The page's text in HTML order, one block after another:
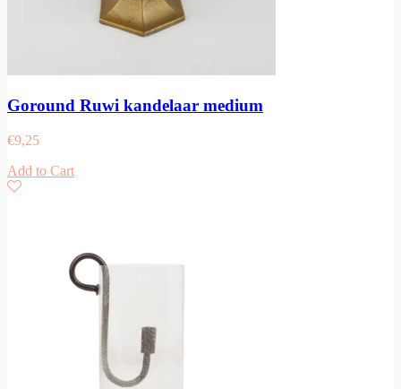
Goround Ruwi kandelaar medium
€9,25
Add to Cart